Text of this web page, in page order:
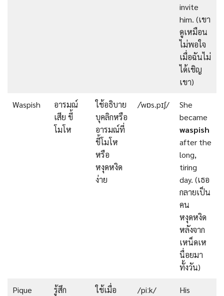
invite
him. (เขา
ดูเหมือน
ไม่พอใจ
เมื่อฉันไม่
ได้เชิญ
เขา)
Waspish
อารมณ์
เสีย ขี้
โมโห
ใช้อธิบาย
บุคลิกหรือ
อารมณ์ที่
ขี้โมโห
หรือ
หงุดหงิด
ง่าย
/ˈwɒs.pɪʃ/
She
became
waspish
after the
long,
tiring
day. (เธอ
กลายเป็น
คน
หงุดหงิด
หลังจาก
เหน็ดเห
นื่อยมา
ทั้งวัน)
Pique
รู้สึก
ใช้เมื่อ
/piːk/
His